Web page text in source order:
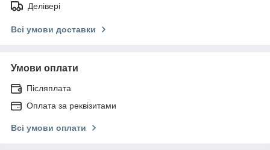
Делівері
Всі умови доставки
Умови оплати
Післяплата
Оплата за реквізитами
Всі умови оплати